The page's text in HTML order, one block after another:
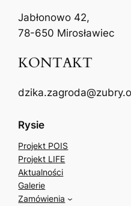
Jabłonowo 42,
78-650 Mirosławiec
KONTAKT
Rysie
Projekt POIS
Projekt LIFE
Aktualności
Galerie
Zamówienia